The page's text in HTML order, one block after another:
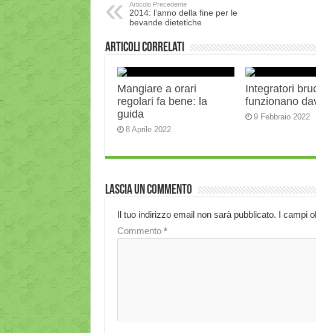
Articolo Precedente
2014: l’anno della fine per le
bevande dietetiche
Articoli correlati
Mangiare a orari
regolari fa bene: la
guida
8 Aprile 2022
Integratori
funzionano
9 Febbraio 2022
Lascia un commento
Il tuo indirizzo email non sarà pubblicato. I campi
Commento *